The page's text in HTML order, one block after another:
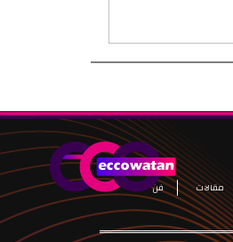
مقالات
فن